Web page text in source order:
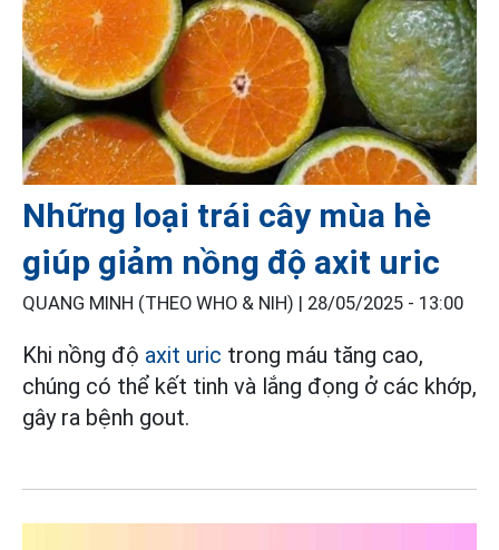
Những loại trái cây mùa hè
giúp giảm nồng độ axit uric
QUANG MINH (THEO WHO & NIH) | 28/05/2025 - 13:00
Khi nồng độ axit uric trong máu tăng cao,
chúng có thể kết tinh và lắng đọng ở các khớp,
gây ra bệnh gout.